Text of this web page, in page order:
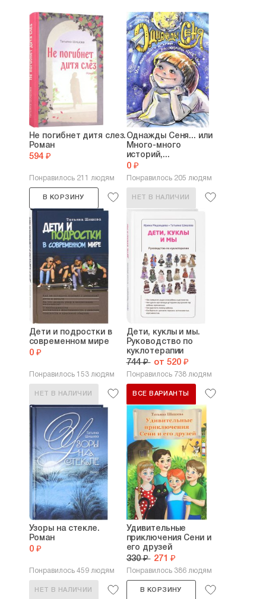
Не погибнет дитя слез.
Роман
594 ₽
Понравилось 211 людям
В КОРЗИНУ
Однажды Сеня... или
Много-много
историй,...
0 ₽
Понравилось 205 людям
НЕТ В НАЛИЧИИ
Дети и подростки в
современном мире
0 ₽
Понравилось 153 людям
НЕТ В НАЛИЧИИ
Дети, куклы и мы.
Руководство по
куклотерапии
744 ₽ от 520 ₽
Понравилось 738 людям
ВСЕ ВАРИАНТЫ
Узоры на стекле.
Роман
0 ₽
Понравилось 459 людям
НЕТ В НАЛИЧИИ
Удивительные
приключения Сени и
его друзей
330 ₽ 271 ₽
Понравилось 386 людям
В КОРЗИНУ